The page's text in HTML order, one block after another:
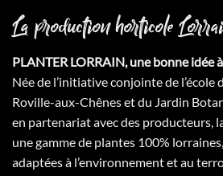
La production horticole
PLANTER LORRAIN, une bonne idée
Née de l’initiative conjointe de l’école
Roville-aux-Chênes et du Jardin
en partenariat avec des producteurs,
une gamme de plantes 100%
adaptées à l’environnement et au